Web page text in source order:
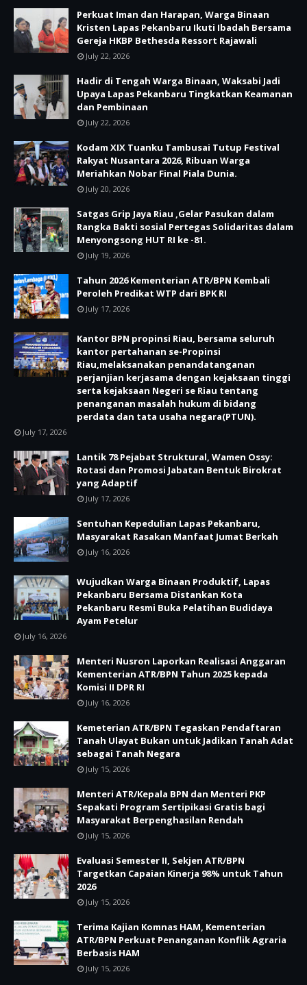
Perkuat Iman dan Harapan, Warga Binaan
Kristen Lapas Pekanbaru Ikuti Ibadah Bersama
Gereja HKBP Bethesda Ressort Rajawali
July 22, 2026
Hadir di Tengah Warga Binaan, Waksabi Jadi
Upaya Lapas Pekanbaru Tingkatkan Keamanan
dan Pembinaan
July 22, 2026
Kodam XIX Tuanku Tambusai Tutup Festival
Rakyat Nusantara 2026, Ribuan Warga
Meriahkan Nobar Final Piala Dunia.
July 20, 2026
Satgas Grip Jaya Riau ,Gelar Pasukan dalam
Rangka Bakti sosial Pertegas Solidaritas dalam
Menyongsong HUT RI ke -81.
July 19, 2026
Tahun 2026 Kementerian ATR/BPN Kembali
Peroleh Predikat WTP dari BPK RI
July 17, 2026
Kantor BPN propinsi Riau, bersama seluruh
kantor pertahanan se-Propinsi
Riau,melaksanakan penandatanganan
perjanjian kerjasama dengan kejaksaan tinggi
serta kejaksaan Negeri se Riau tentang
penanganan masalah hukum di bidang
perdata dan tata usaha negara(PTUN).
July 17, 2026
Lantik 78 Pejabat Struktural, Wamen Ossy:
Rotasi dan Promosi Jabatan Bentuk Birokrat
yang Adaptif
July 17, 2026
Sentuhan Kepedulian Lapas Pekanbaru,
Masyarakat Rasakan Manfaat Jumat Berkah
July 16, 2026
Wujudkan Warga Binaan Produktif, Lapas
Pekanbaru Bersama Distankan Kota
Pekanbaru Resmi Buka Pelatihan Budidaya
Ayam Petelur
July 16, 2026
Menteri Nusron Laporkan Realisasi Anggaran
Kementerian ATR/BPN Tahun 2025 kepada
Komisi II DPR RI
July 16, 2026
Kemeterian ATR/BPN Tegaskan Pendaftaran
Tanah Ulayat Bukan untuk Jadikan Tanah Adat
sebagai Tanah Negara
July 15, 2026
Menteri ATR/Kepala BPN dan Menteri PKP
Sepakati Program Sertipikasi Gratis bagi
Masyarakat Berpenghasilan Rendah
July 15, 2026
Evaluasi Semester II, Sekjen ATR/BPN
Targetkan Capaian Kinerja 98% untuk Tahun
2026
July 15, 2026
Terima Kajian Komnas HAM, Kementerian
ATR/BPN Perkuat Penanganan Konflik Agraria
Berbasis HAM
July 15, 2026